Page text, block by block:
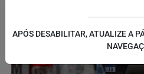
APÓS DESABILITAR, ATUALIZE A